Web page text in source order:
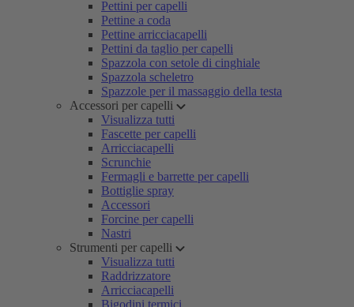
Pettini per capelli
Pettine a coda
Pettine arricciacapelli
Pettini da taglio per capelli
Spazzola con setole di cinghiale
Spazzola scheletro
Spazzole per il massaggio della testa
Accessori per capelli
Visualizza tutti
Fascette per capelli
Arricciacapelli
Scrunchie
Fermagli e barrette per capelli
Bottiglie spray
Accessori
Forcine per capelli
Nastri
Strumenti per capelli
Visualizza tutti
Raddrizzatore
Arricciacapelli
Bigodini termici